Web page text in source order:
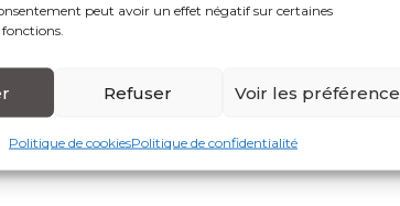
peut avoir un effet négatif sur certaines
Refuser Voir les
Politique de cookiesPolitique de confidentialité